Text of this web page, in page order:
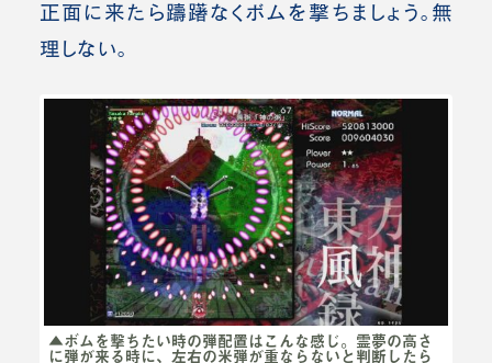
正面に来たら躊躇なくボムを撃ちましょう。無
理しない。
▲ボムを撃ちたい時の弾配置はこんな感じ。霊夢の高さ
に弾が来る時に、左右の米弾が重ならないと判断したら